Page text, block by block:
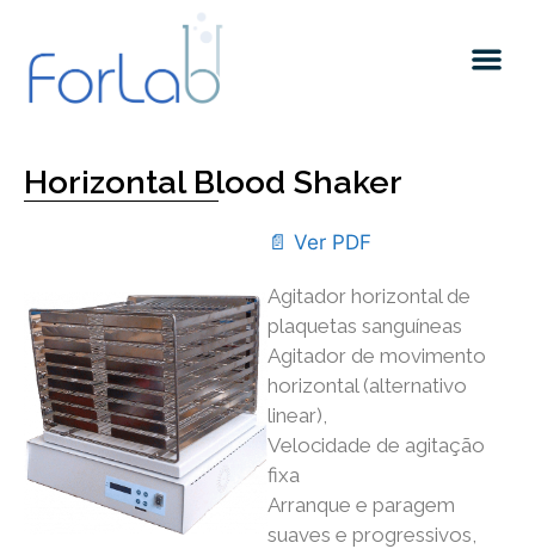
Horizontal Blood Shaker
📄 Ver PDF
Agitador horizontal de
plaquetas sanguíneas
Agitador de movimento
horizontal (alternativo
linear),
Velocidade de agitação
fixa
Arranque e paragem
suaves e progressivos,